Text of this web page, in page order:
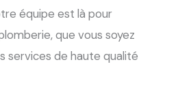
équipe est là pour
que vous soyez
services de haute qualité